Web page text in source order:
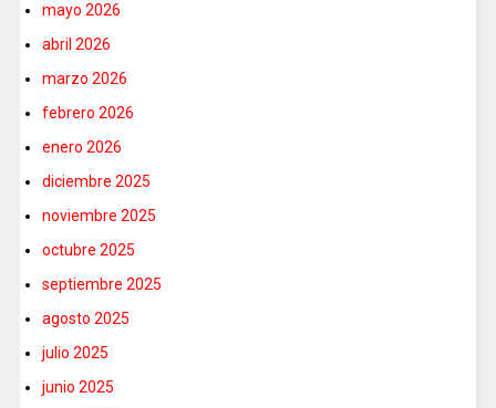
mayo 2026
abril 2026
marzo 2026
febrero 2026
enero 2026
diciembre 2025
noviembre 2025
octubre 2025
septiembre 2025
agosto 2025
julio 2025
junio 2025